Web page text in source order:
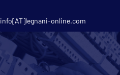
info[AT]legnani-online.com